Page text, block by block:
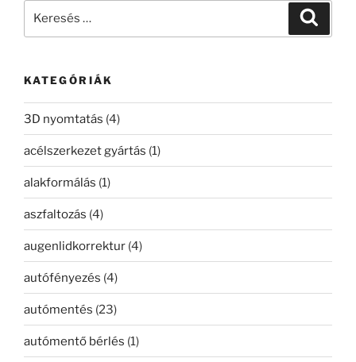
KATEGÓRIÁK
3D nyomtatás (4)
acélszerkezet gyártás (1)
alakformálás (1)
aszfaltozás (4)
augenlidkorrektur (4)
autófényezés (4)
autómentés (23)
autómentő bérlés (1)